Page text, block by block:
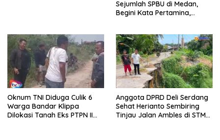
Sejumlah SPBU di Medan,
Begini Kata Pertamina,
Oknum TNI Diduga Culik 6
Warga Bandar Klippa
Dilokasi Tanah Eks PTPN II
Anggota DPRD Deli Serdang
Sehat Herianto Sembiring
Tinjau Jalan Ambles di STM